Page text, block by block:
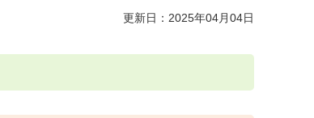
更新日：2025年04月04日